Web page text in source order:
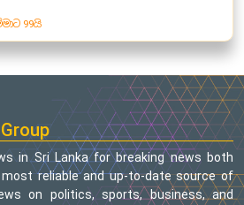
99යි
in Sri Lanka for breaking news both
most reliable and up-to-date source of
on politics, sports, business, and